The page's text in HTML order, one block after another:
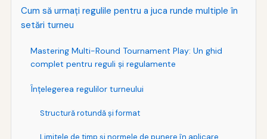
Cum să urmați regulile pentru a juca runde multiple în
setări turneu
Mastering Multi-Round Tournament Play: Un ghid
complet pentru reguli și regulamente
Înțelegerea regulilor turneului
Structură rotundă și format
Limitele de timp și normele de punere în aplicare